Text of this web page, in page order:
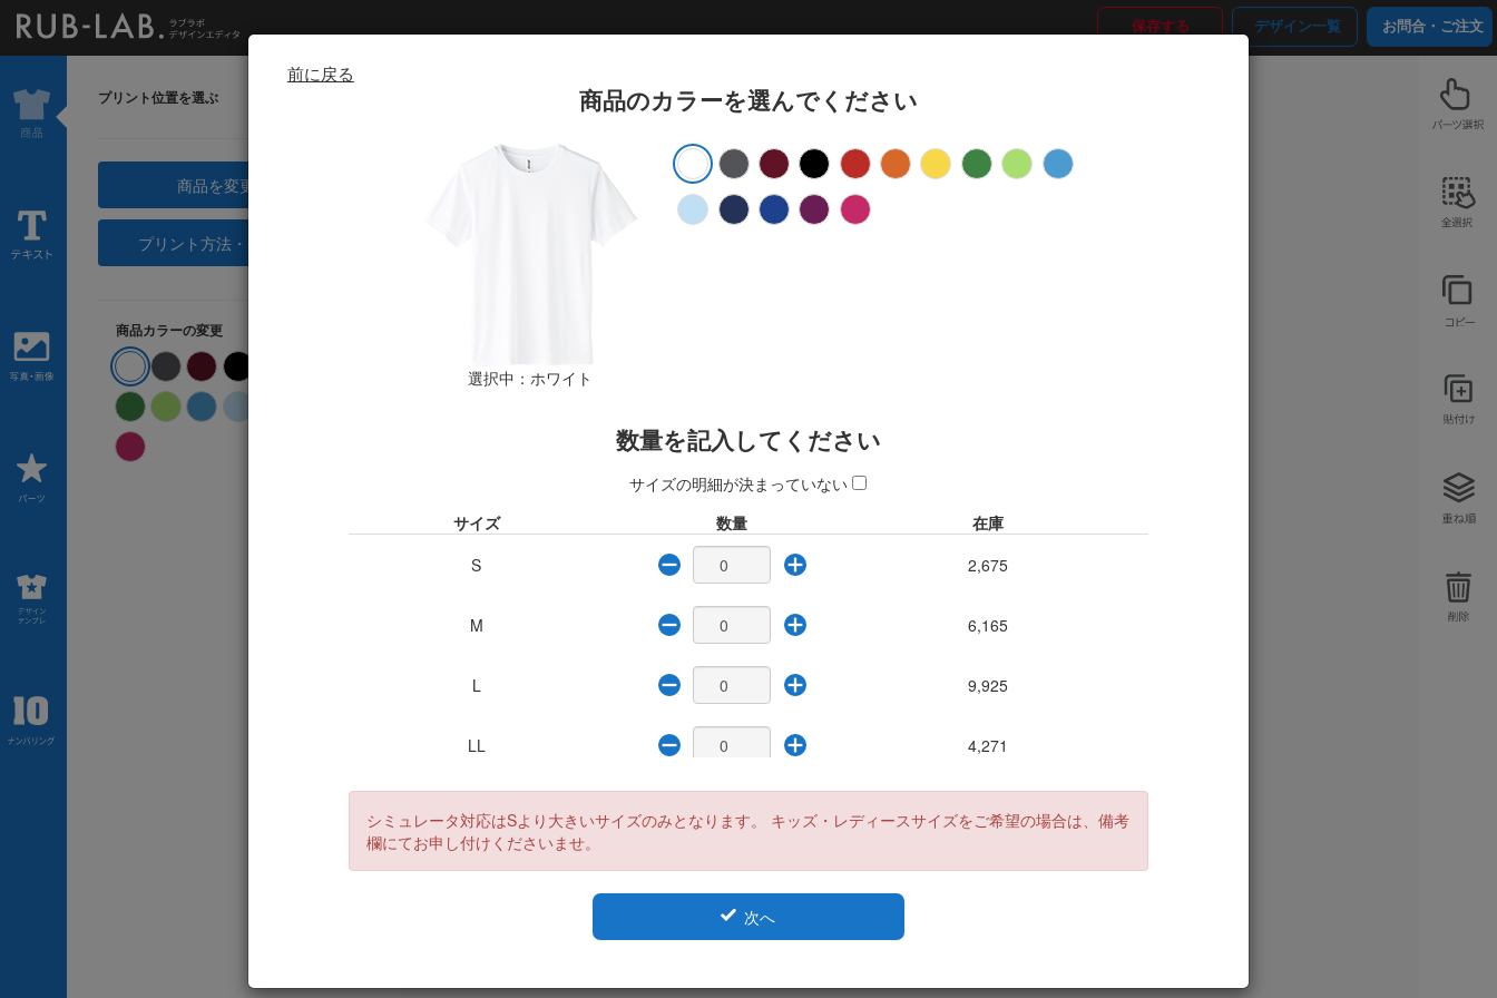
プリント位置を選ぶ
商品を変更する
プリント方法・位置の変更
商品カラーの変更
枠内に移動 枠を非表示
前に戻る
商品のカラーを選んでください
選択中：ホワイト
数量を記入してください
サイズの明細が決まっていない
サイズ
数量
在庫
S
2,675
M 6,165
L 9,925
LL 4,271
シミュレータ対応はSより大きいサイズのみとなります。 キッズ・レディースサイズをご希望の場合は、備考
欄にてお申し付けくださいませ。
次へ